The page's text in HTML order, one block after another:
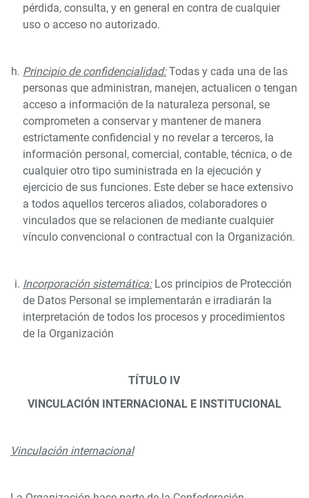
pérdida, consulta, y en general en contra de cualquier
uso o acceso no autorizado.
Principio de confidencialidad:Todas y cada una de las
personas que administran, manejen, actualicen o tengan
acceso a información de la naturaleza personal, se
comprometen a conservar y mantener de manera
estrictamente confidencial y no revelar a terceros, la
información personal, comercial, contable, técnica, o de
cualquier otro tipo suministrada en la ejecución y
ejercicio de sus funciones. Este deber se hace extensivo
a todos aquellos terceros aliados, colaboradores o
vinculados que se relacionen de mediante cualquier
vínculo convencional o contractual con la Organización.
Incorporación sistemática:Los principios de Protección
de Datos Personal se implementarán e irradiarán la
interpretación de todos los procesos y procedimientos
de la Organización
TÍTULO IV
VINCULACIÓN INTERNACIONAL E INSTITUCIONAL
Vinculación internacional